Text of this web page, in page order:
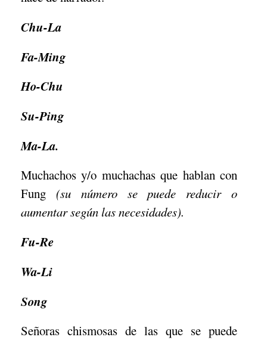
Chu-La
Fa-Ming
Ho-Chu
Su-Ping
Ma-La.
Muchachos y/o muchachas que hablan con
Fung (su número se puede reducir o
aumentar según las necesidades).
Fu-Re
Wa-Li
Song
Señoras chismosas de las que se puede